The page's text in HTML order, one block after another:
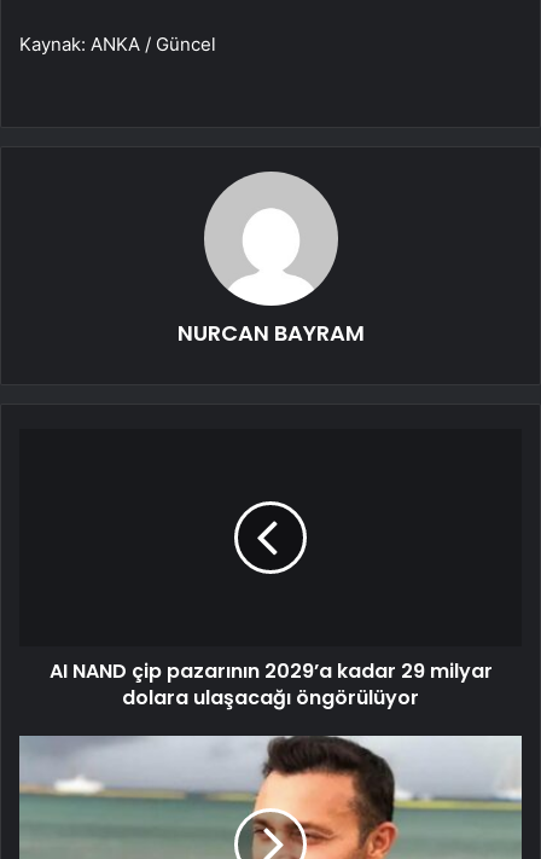
Kaynak: ANKA / Güncel
NURCAN BAYRAM
AI NAND çip pazarının 2029’a kadar 29 milyar
dolara ulaşacağı öngörülüyor